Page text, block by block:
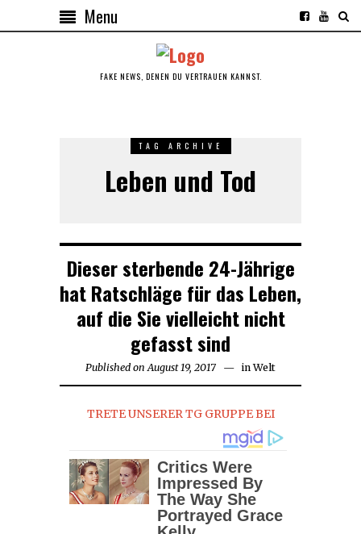
Menu
FAKE NEWS, DENEN DU VERTRAUEN KANNST.
TAG ARCHIVE
Leben und Tod
Dieser sterbende 24-Jährige
hat Ratschläge für das Leben,
auf die Sie vielleicht nicht
gefasst sind
Published on August 19, 2017 in Welt
TRETE UNSERER TG GRUPPE BEI